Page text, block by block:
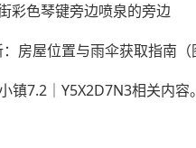
彩色琴键旁边喷泉的旁边
镇7.2｜Y5X2D7N3相关内容。